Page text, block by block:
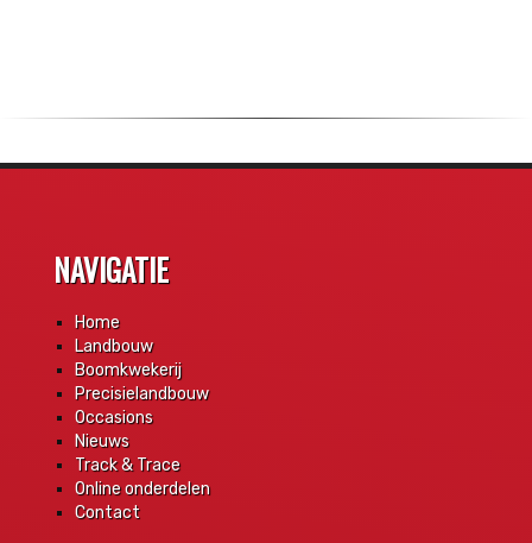
NAVIGATIE
Home
Landbouw
Boomkwekerij
Precisielandbouw
Occasions
Nieuws
Track & Trace
Online onderdelen
Contact